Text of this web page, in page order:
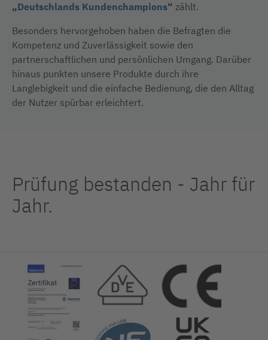
„Deutschlands Kundenchampions“ zählt.
Besonders hervorgehoben haben die Befragten die
Kompetenz und Zuverlässigkeit sowie den
partnerschaftlichen und persönlichen Umgang. Darüber
hinaus punkten unsere Produkte durch ihre
Langlebigkeit und die einfache Bedienung, die den Alltag
der Nutzer spürbar erleichtert.
Prüfung bestanden - Jahr für
Jahr.